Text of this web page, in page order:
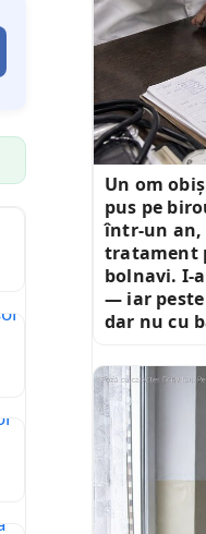
Un om
pus pe
într-un an,
tratament
bolnavi. I-
— iar peste
dar nu cu